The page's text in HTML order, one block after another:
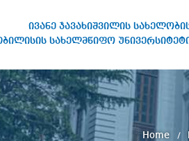
ივანე ჯავახიშვილის
სახელმწიფო
Home